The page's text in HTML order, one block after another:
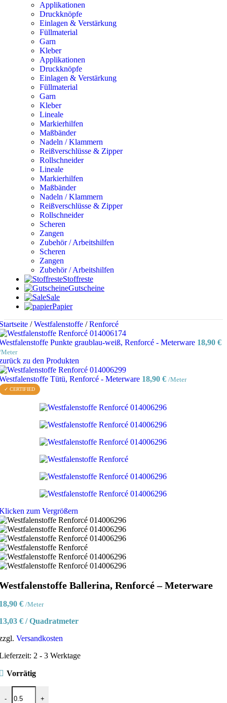
Applikationen
Druckknöpfe
Einlagen & Verstärkung
Füllmaterial
Garn
Kleber
Applikationen
Druckknöpfe
Einlagen & Verstärkung
Füllmaterial
Garn
Kleber
Lineale
Markierhilfen
Maßbänder
Nadeln / Klammern
Reißverschlüsse & Zipper
Rollschneider
Lineale
Markierhilfen
Maßbänder
Nadeln / Klammern
Reißverschlüsse & Zipper
Rollschneider
Scheren
Zangen
Zubehör / Arbeitshilfen
Scheren
Zangen
Zubehör / Arbeitshilfen
Stoffreste
Gutscheine
Sale
Papier
/ Westfalenstoffe / Renforcé
Punkte graublau-weiß, Renforcé - Meterware 18,90 €
zu den Produkten
Tütü, Renforcé - Meterware 18,90 € /Meter
✓ CERTIFIED
zum Vergrößern
Ballerina, Renforcé – Meterware
€ /Meter
€ /Quadratmeter
Versandkosten
2 - 3 Werktage
Vorrätig
-
Ballerina, Renforcé - Meterware Menge
+